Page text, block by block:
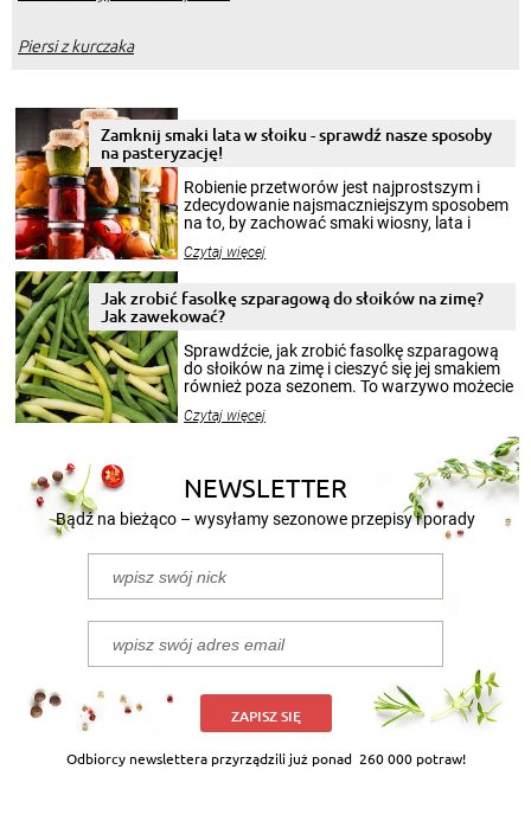
Piersi z kurczaka
Zamknij smaki lata w słoiku - sprawdź nasze sposoby
na pasteryzację!
Robienie przetworów jest najprostszym i
zdecydowanie najsmaczniejszym sposobem
na to, by zachować smaki wiosny, lata i
krajobrazów, by cieszyć nimi oko w sezonie
pełni poczuć atmosferę cieplejszych
miesięcy. Przygotowanie słoików ze
patenty, które pozwolą zachować świeżość
przetworów.
Czytaj więcej
Jak zrobić fasolkę szparagową do słoików na zimę?
Jak zawekować?
Sprawdźcie, jak zrobić fasolkę szparagową
do słoików na zimę i cieszyć się jej smakiem
również poza sezonem. To warzywo możecie
nasze propozycje!
Czytaj więcej
NEWSLETTER
Bądź na bieżąco – wysyłamy sezonowe przepisy i porady
ZAPISZ SIĘ
Odbiorcy newslettera przyrządzili już ponad 260 000 potraw!